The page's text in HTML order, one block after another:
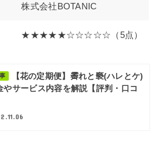
株式会社BOTANIC
★★★★★☆☆☆☆☆（5点）
【花の定期便】霽れと褻(ハレとケ)
やサービス内容を解説【評判・口コ